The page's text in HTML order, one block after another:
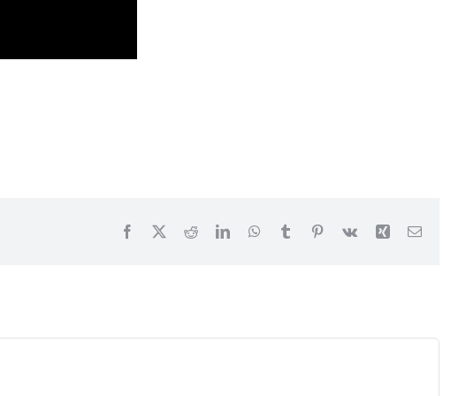
Facebook RedditLinkedInWhatsApp
Tumblr Pinterest
Vk Xing Email